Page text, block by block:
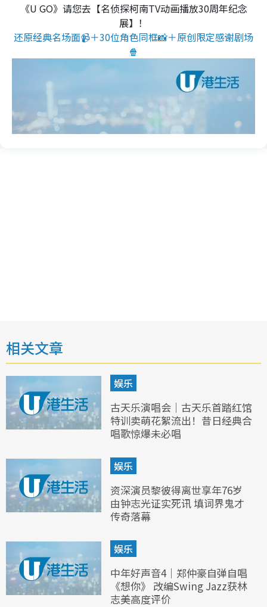
《U GO》请您去【名侦探柯南TV动画播放30周年纪念
展】！
还原经典名场面📹＋30位角色同框📸＋原创限定感谢剧场
🍿
相关文章
娱乐
古天乐演唱会｜古天乐首踏红馆
特训卖萌花絮流出！昔日经典合
唱歌惊爆未必唱
娱乐
资深演员黎彼得离世享年76岁
由钟志光证实死讯 填词界鬼才
传奇落幕
娱乐
中年好声音4｜郑仲豪自弹自唱
《想你》 改编Swing Jazz获林
志美高度评价